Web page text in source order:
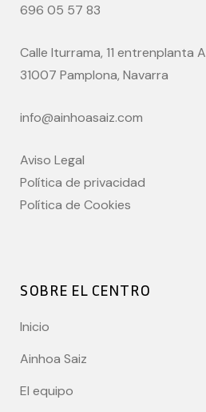
696 05 57 83
Calle Iturrama, 11 entrenplanta A
31007 Pamplona, Navarra
info@ainhoasaiz.com
Aviso Legal
Política de privacidad
Política de Cookies
SOBRE EL CENTRO
Inicio
Ainhoa Saiz
El equipo